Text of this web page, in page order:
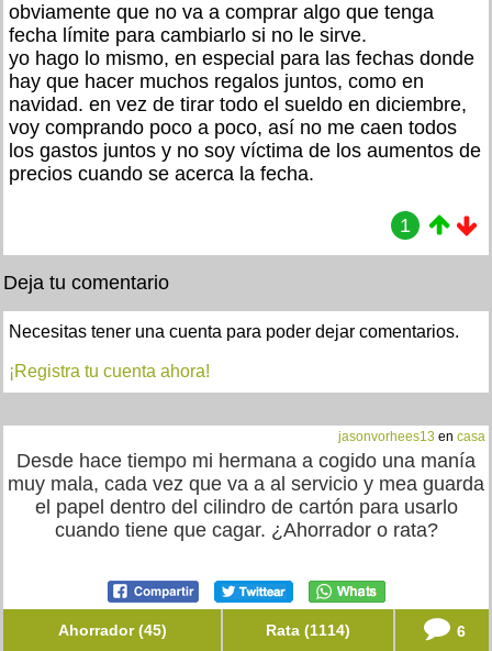
obviamente que no va a comprar algo que tenga
fecha límite para cambiarlo si no le sirve.
yo hago lo mismo, en especial para las fechas donde
hay que hacer muchos regalos juntos, como en
navidad. en vez de tirar todo el sueldo en diciembre,
voy comprando poco a poco, así no me caen todos
los gastos juntos y no soy víctima de los aumentos de
precios cuando se acerca la fecha.
1
Deja tu comentario
Necesitas tener una cuenta para poder dejar comentarios.
¡Registra tu cuenta ahora!
jasonvorhees13 en casa
Desde hace tiempo mi hermana a cogido una manía
muy mala, cada vez que va a al servicio y mea guarda
el papel dentro del cilindro de cartón para usarlo
cuando tiene que cagar. ¿Ahorrador o rata?
Ahorrador (45) Rata (1114) 6